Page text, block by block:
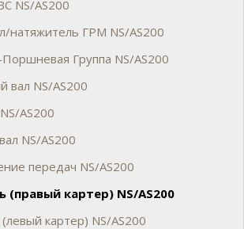
NS/AS200
натяжитель ГРМ NS/AS200
Группа NS/AS200
вал NS/AS200
AS200
NS/AS200
передач NS/AS200
(правый картер) NS/AS200
картер) NS/AS200